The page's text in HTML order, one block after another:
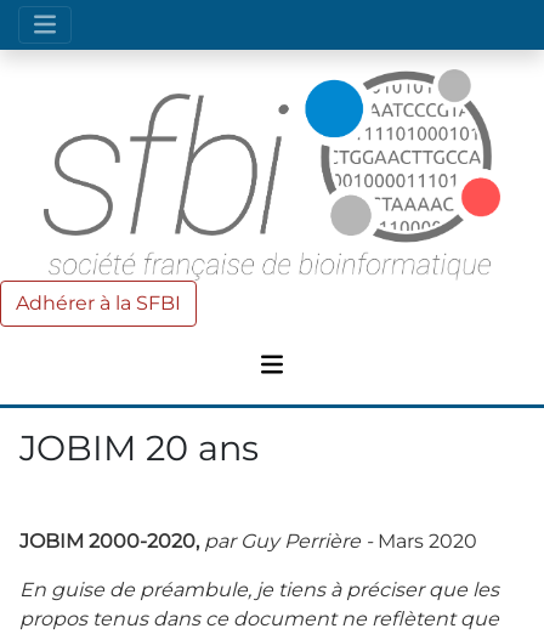
Adhérer à la SFBI
JOBIM 20 ans
JOBIM 2000-2020, par Guy Perrière - Mars 2020
En guise de préambule, je tiens à préciser que les
propos tenus dans ce document ne reflètent que